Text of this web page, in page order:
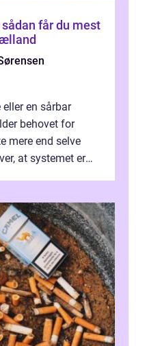
en sårbar
behovet for
mere end selve
at systemet er